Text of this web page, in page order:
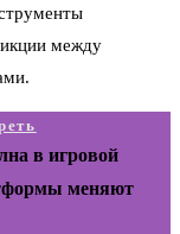
между
в игровой
меняют